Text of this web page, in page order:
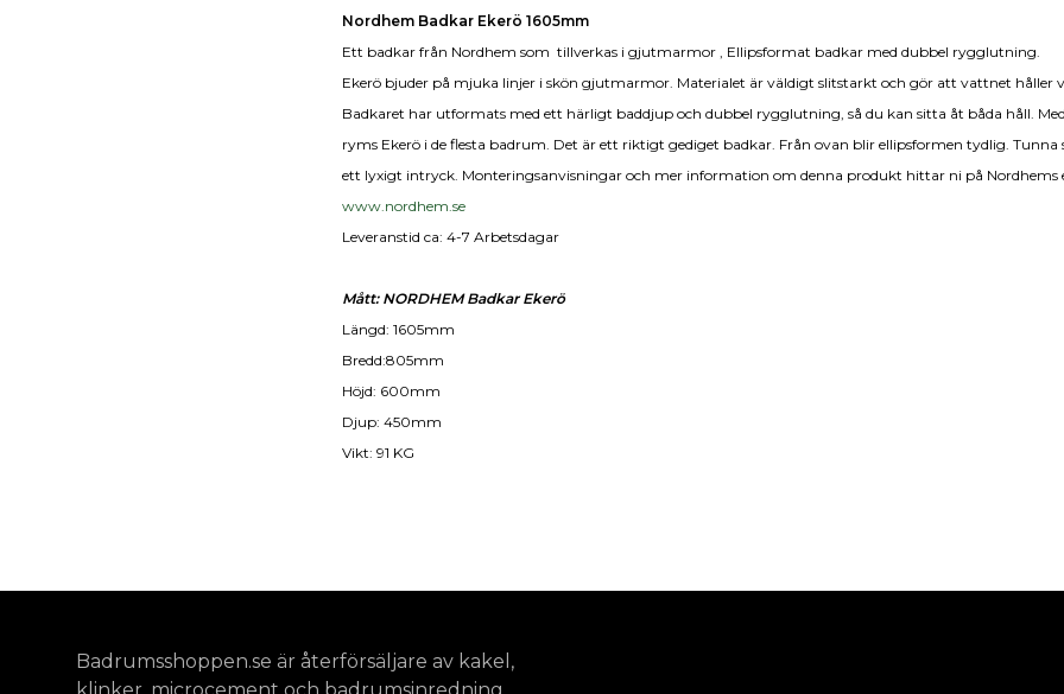
Nordhem Badkar Ekerö 1605mm
Ett badkar från Nordhem som tillverkas i gjutmarmor , Ellipsformat badkar med dubbel rygglutning.
Ekerö bjuder på mjuka linjer i skön gjutmarmor. Materialet är väldigt slitstarkt och gör att vattnet håller
Badkaret har utformats med ett härligt baddjup och dubbel rygglutning, så du kan sitta åt båda håll.
ryms Ekerö i de flesta badrum. Det är ett riktigt gediget badkar. Från ovan blir ellipsformen tydlig. Tunna
ett lyxigt intryck. Monteringsanvisningar och mer information om denna produkt hittar ni på Nordhems
www.nordhem.se
Leveranstid ca: 4-7 Arbetsdagar
Mått: NORDHEM Badkar Ekerö
Längd: 1605mm
Bredd:805mm
Höjd: 600mm
Djup: 450mm
Vikt: 91 KG
Badrumsshoppen.se är återförsäljare av kakel,